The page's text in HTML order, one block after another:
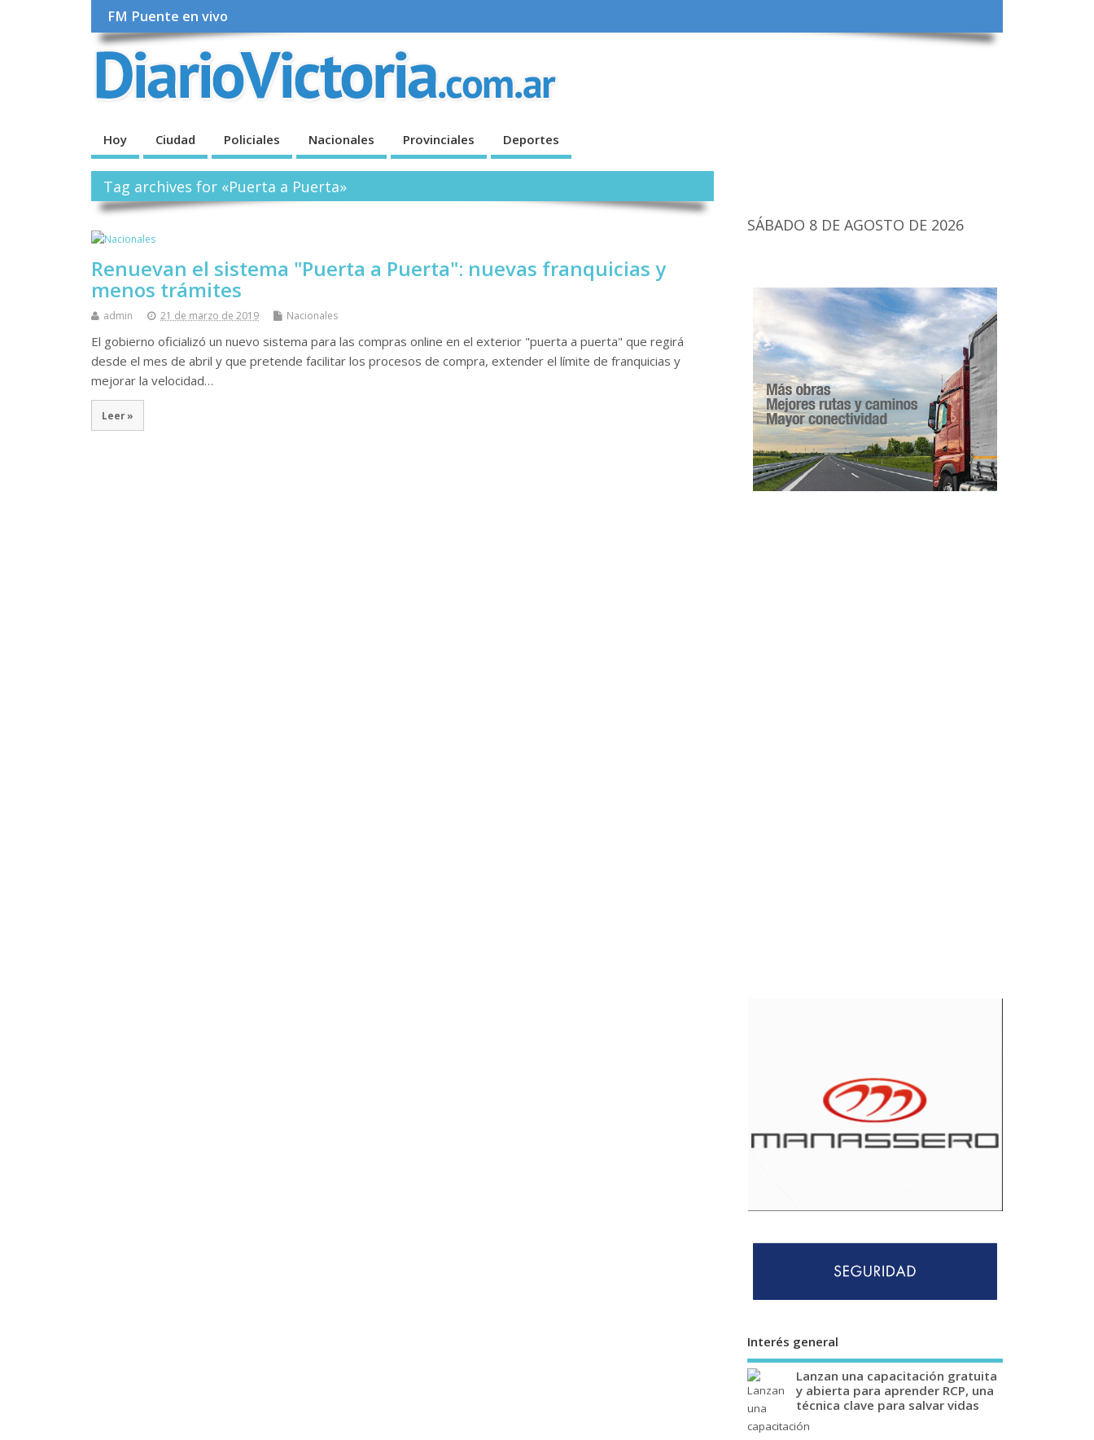
FM Puente en vivo
Hoy Ciudad Policiales Nacionales Provinciales Deportes
Tag archives for «Puerta a Puerta»
Renuevan el sistema "Puerta a Puerta": nuevas franquicias y
menos trámites
admin 21 de marzo de 2019 Nacionales
El gobierno oficializó un nuevo sistema para las compras online en el exterior "puerta a puerta" que regirá
desde el mes de abril y que pretende facilitar los procesos de compra, extender el límite de franquicias y
mejorar la velocidad…
Leer »
SÁBADO 8 DE AGOSTO DE 2026
Interés general
Lanzan una capacitación gratuita
y abierta para aprender RCP, una
técnica clave para salvar vidas